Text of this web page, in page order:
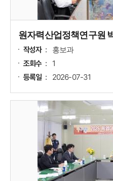
원자력산업정책연구원
작성자 홍보과
조회수 1
등록일 2026-07-31